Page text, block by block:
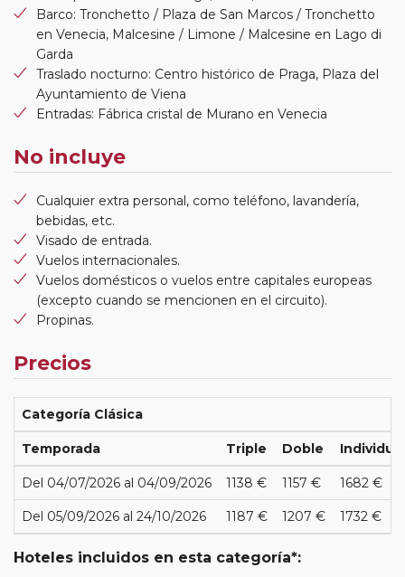
Barco: Tronchetto / Plaza de San Marcos / Tronchetto
en Venecia, Malcesine / Limone / Malcesine en Lago di
Garda
Traslado nocturno: Centro histórico de Praga, Plaza del
Ayuntamiento de Viena
Entradas: Fábrica cristal de Murano en Venecia
No incluye
Cualquier extra personal, como teléfono, lavandería,
bebidas, etc.
Visado de entrada.
Vuelos internacionales.
Vuelos domésticos o vuelos entre capitales europeas
(excepto cuando se mencionen en el circuito).
Propinas.
Precios
Categoría Clásica
Temporada Triple Doble Individual
Del 04/07/2026 al 04/09/2026 1138 € 1157 € 1682 €
Del 05/09/2026 al 24/10/2026 1187 € 1207 € 1732 €
Hoteles incluidos en esta categoría*: